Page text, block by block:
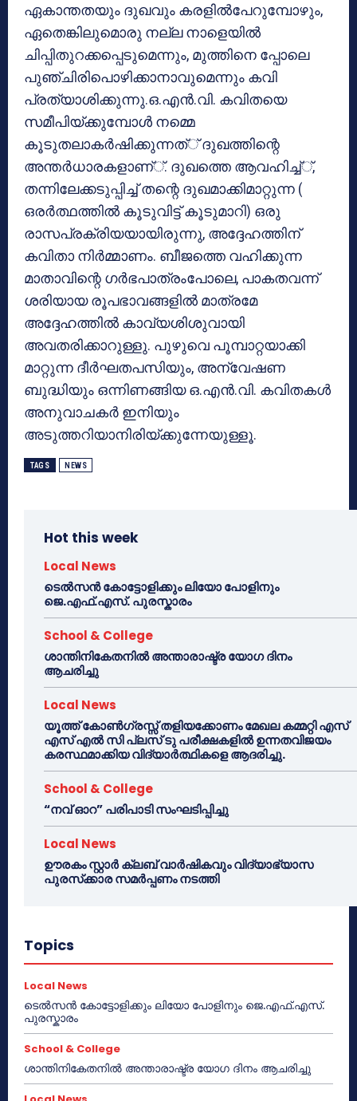
ഏകാന്തതയും ദുഖവും കരളില്‍പേറുമ്പോഴും,
ഏതെങ്കിലുമൊരു നല്ല നാളെയില്‍
ചിപ്പിതുറക്കപ്പെടുമെന്നും, മുത്തിനെ പ്പോലെ
പുഞ്ചിരിപൊഴിക്കാനാവുമെന്നും കവി
പ്രത്യാശിക്കുന്നു.ഒ.എന്‍.വി. കവിതയെ
സമീപിയ്ക്കുമ്പോള്‍ നമ്മെ
കൂടുതലാകര്‍ഷിക്കുന്നത്് ദുഖത്തിന്റെ
അന്തര്‍ധാരകളാണ്്. ദുഖത്തെ ആവഹിച്ച്്,
തന്നിലേക്കടുപ്പിച്ച് തന്റെ ദുഖമാക്കിമാറ്റുന്ന (
ഒരര്‍ത്ഥത്തില്‍ കൂടുവിട്ട് കൂടുമാറി) ഒരു
രാസപ്രക്രിയയായിരുന്നു, അദ്ദേഹത്തിന്
കവിതാ നിര്‍മ്മാണം. ബീജത്തെ വഹിക്കുന്ന
മാതാവിന്റെ ഗര്‍ഭപാത്രംപോലെ, പാകതവന്ന്
ശരിയായ രൂപഭാവങ്ങളില്‍ മാത്രമേ
അദ്ദേഹത്തില്‍ കാവ്യശിശുവായി
അവതരിക്കാറുള്ളു. പുഴുവെ പൂമ്പാറ്റയാക്കി
മാറ്റുന്ന ദീര്‍ഘതപസിയും, അന്വേഷണ
ബുദ്ധിയും ഒന്നിണങ്ങിയ ഒ.എന്‍.വി. കവിതകള്‍
അനുവാചകര്‍ ഇനിയും
അടുത്തറിയാനിരിയ്ക്കുന്നേയുള്ളൂ.
TAGS NEWS
Hot this week
Local News
ടെൽസൻ കോട്ടോളിക്കും ലിയോ പോളിനും
ജെ.എഫ്.എസ്. പുരസ്കാരം
School & College
ശാന്തിനികേതനിൽ അന്താരാഷ്ട്ര യോഗ ദിനം
ആചരിച്ചു
Local News
യൂത്ത് കോൺഗ്രസ്സ് തളിയക്കോണം മേഖല കമ്മറ്റി എസ്
എസ് എൽ സി പ്ലസ് ടു പരീക്ഷകളിൽ ഉന്നതവിജയം
കരസ്ഥമാക്കിയ വിദ്യാർത്ഥികളെ ആദരിച്ചു.
School & College
“നവ് ഓറ” പരിപാടി സംഘടിപ്പിച്ചു
Local News
ഊരകം സ്റ്റാർ ക്ലബ് വാർഷികവും വിദ്യാഭ്യാസ
പുരസ്‌ക്കാര സമർപ്പണം നടത്തി
Topics
Local News
ടെൽസൻ കോട്ടോളിക്കും ലിയോ പോളിനും ജെ.എഫ്.എസ്.
പുരസ്കാരം
School & College
ശാന്തിനികേതനിൽ അന്താരാഷ്ട്ര യോഗ ദിനം ആചരിച്ചു